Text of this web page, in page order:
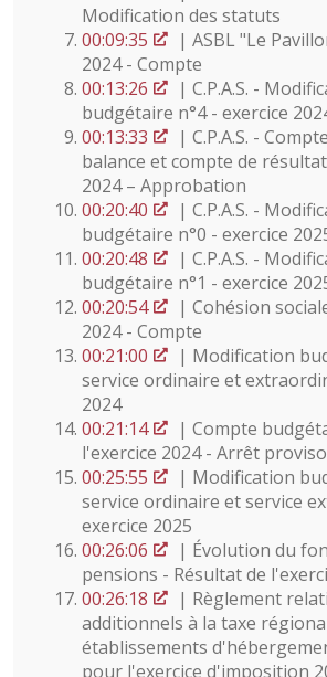
Modification des statuts
00:09:35
| ASBL "Le
2024 - Compte
00:13:26
| C.P.A.S. -
budgétaire n°4 - exercice
00:13:33
| C.P.A.S. -
balance et compte de
2024 – Approbation
00:20:40
| C.P.A.S. -
budgétaire n°0 - exercice
00:20:48
| C.P.A.S. -
budgétaire n°1 - exercice
00:20:54
| Cohésion
2024 - Compte
00:21:00
| Modification
service ordinaire et
2024
00:21:14
| Compte
l'exercice 2024 - Arrêt
00:25:55
| Modification
service ordinaire et service
exercice 2025
00:26:06
| Évolution du
pensions - Résultat de
00:26:18
| Règlement
additionnels à la taxe
établissements
pour l'exercice d'imposition